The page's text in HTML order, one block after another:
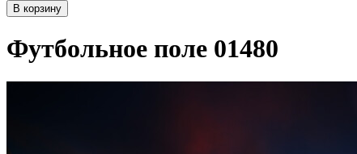
В корзину
Футбольное поле 01480